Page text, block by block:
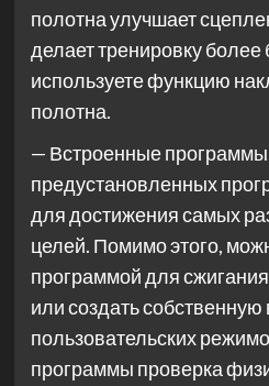
полотна улучшает
делает тренировку
используете функцию
полотна.
— Встроенные
предустановленных
для достижения самых
целей. Помимо этого,
программой для
или создать собственную
пользовательских
программы проверка